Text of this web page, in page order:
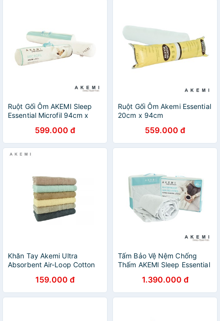
Ruột Gối Ôm AKEMI Sleep
Essential Microfil 94cm x
599.000 đ
Ruột Gối Ôm Akemi Essential
20cm x 94cm
559.000 đ
Khăn Tay Akemi Ultra
Absorbent Air-Loop Cotton
159.000 đ
Tấm Bảo Vệ Nệm Chống
Thấm AKEMI Sleep Essential
1.390.000 đ